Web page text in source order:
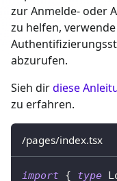
zur Anmelde- oder
zu helfen, verwende
abzurufen.
Sieh dirdiese
zu erfahren.
/pages/index.tsx
import { type